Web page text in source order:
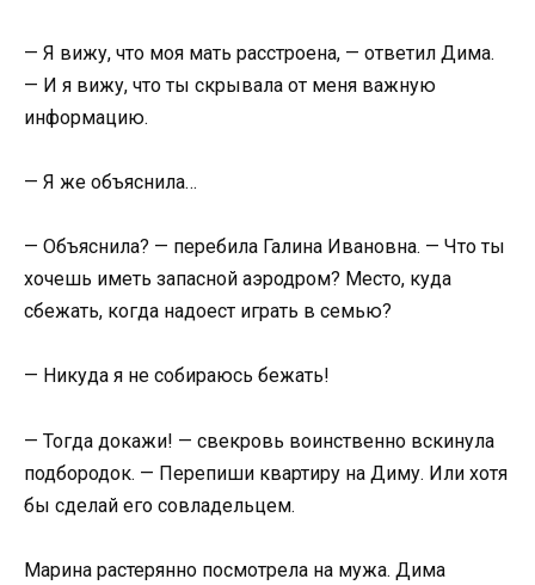
— Я вижу, что моя мать расстроена, — ответил Дима.
— И я вижу, что ты скрывала от меня важную
информацию.
— Я же объяснила…
— Объяснила? — перебила Галина Ивановна. — Что ты
хочешь иметь запасной аэродром? Место, куда
сбежать, когда надоест играть в семью?
— Никуда я не собираюсь бежать!
— Тогда докажи! — свекровь воинственно вскинула
подбородок. — Перепиши квартиру на Диму. Или хотя
бы сделай его совладельцем.
Марина растерянно посмотрела на мужа. Дима